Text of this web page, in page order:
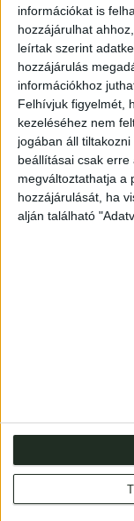
információkat is
hozzájárulhat
leírtak szerint
hozzájárulás
információkhoz
Felhívjuk figyelmét,
kezeléséhez nem
jogában áll
beállításai csak
megváltoztathatja a
hozzájárulását, ha
alján található
A francia nyelvű
plakáton fekete
tetején Elzász-
középen a
már kissé
rajz Barta Ernő
meg, 1920-ban.
Restaurált darab,
625 mm.
Cím: 1053
Telefon: